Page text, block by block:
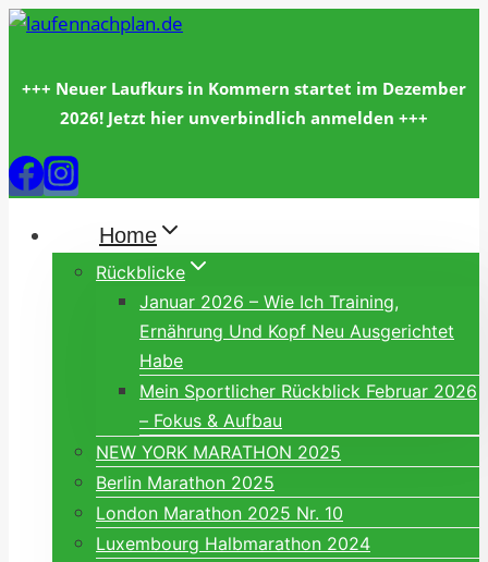
Zum
springen
+++ Neuer Laufkurs in Kommern startet im Dezember
2026! Jetzt hier unverbindlich anmelden +++
Home
Rückblicke
Januar 2026 – Wie Ich Training,
Ernährung Und Kopf Neu Ausgerichtet
Habe
Mein Sportlicher Rückblick Februar 2026
– Fokus & Aufbau
NEW YORK MARATHON 2025
Berlin Marathon 2025
London Marathon 2025 Nr. 10
Luxembourg Halbmarathon 2024